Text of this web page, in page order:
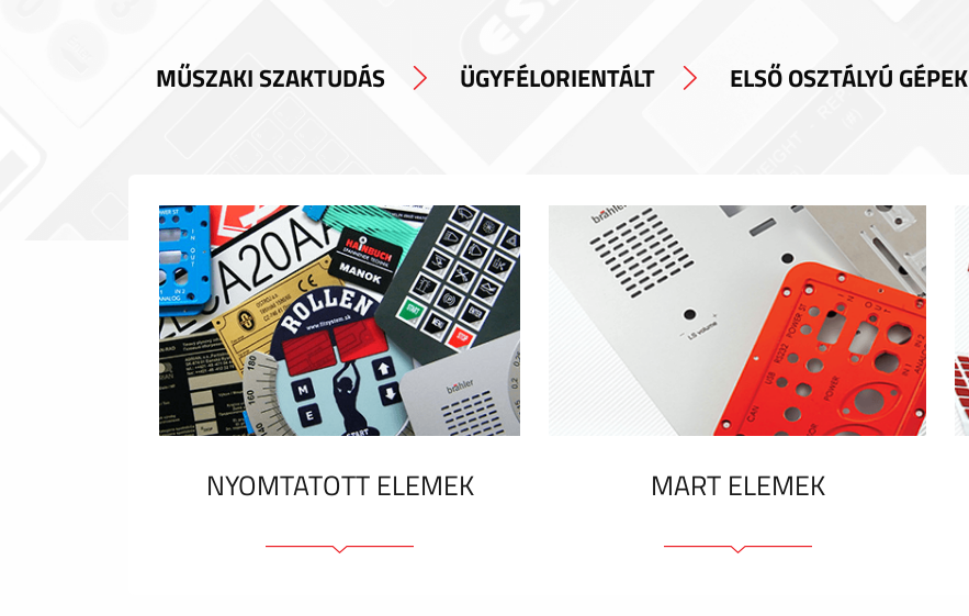
MŰSZAKI SZAKTUDÁS ÜGYFÉLORIENTÁLT ELSŐ OSZTÁLYÚ GÉPEK
NYOMTATOTT ELEMEK MART ELEMEK